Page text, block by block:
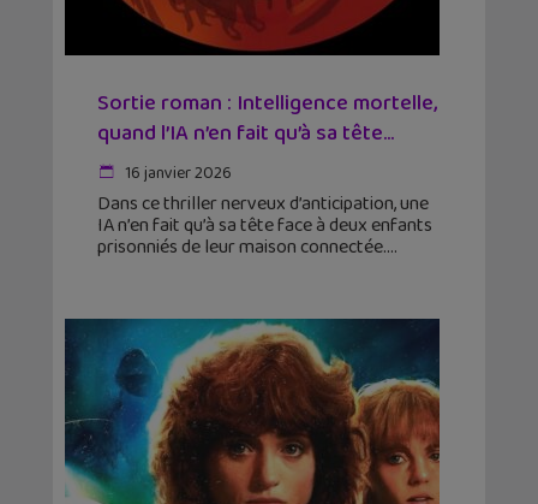
Sortie roman : Intelligence mortelle,
quand l’IA n’en fait qu’à sa tête...
16 janvier 2026
Dans ce thriller nerveux d’anticipation, une
IA n’en fait qu’à sa tête face à deux enfants
prisonniés de leur maison connectée.